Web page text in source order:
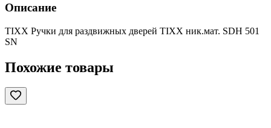
Описание
TIXX Ручки для раздвижных дверей TIXX ник.мат. SDH 501
SN
Похожие товары